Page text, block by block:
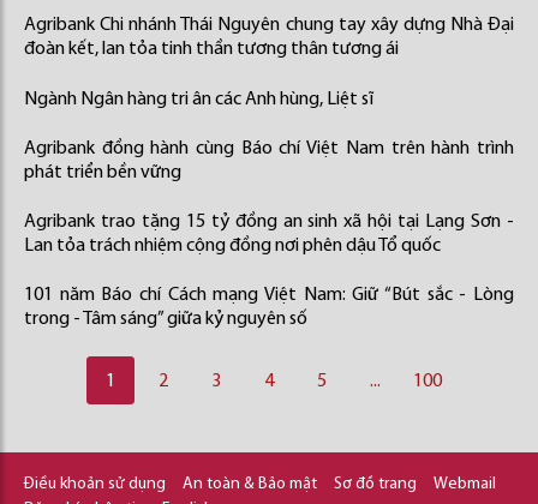
Agribank Chi nhánh Thái Nguyên chung tay xây dựng Nhà Đại
đoàn kết, lan tỏa tinh thần tương thân tương ái
Ngành Ngân hàng tri ân các Anh hùng, Liệt sĩ
Agribank đồng hành cùng Báo chí Việt Nam trên hành trình
phát triển bền vững
Agribank trao tặng 15 tỷ đồng an sinh xã hội tại Lạng Sơn -
Lan tỏa trách nhiệm cộng đồng nơi phên dậu Tổ quốc
101 năm Báo chí Cách mạng Việt Nam: Giữ “Bút sắc - Lòng
trong - Tâm sáng” giữa kỷ nguyên số
1 2 3 4 5 ... 100
Điều khoản sử dụng An toàn & Bảo mật Sơ đồ trang
Webmail